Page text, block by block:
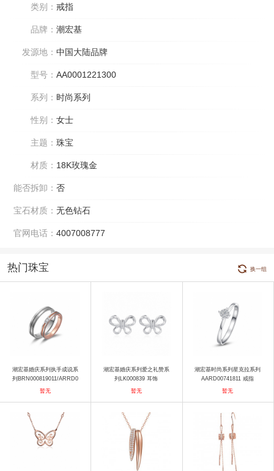
类别： 戒指
品牌： 潮宏基
发源地： 中国大陆品牌
型号： AA0001221300
系列： 时尚系列
性别： 女士
主题： 珠宝
材质： 18K玫瑰金
能否拆卸： 否
宝石材质： 无色钻石
官网电话： 4007008777
热门珠宝 换一组
潮宏基婚庆系列执手成说系
列BRN000819011/ARRD0
0819011 戒指
暂无
潮宏基婚庆系列爱之礼赞系
列LK000839 耳饰
暂无
潮宏基时尚系列星克拉系列
AARD00741811 戒指
暂无